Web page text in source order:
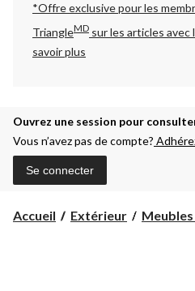
*Offre exclusive pour les
TriangleMD sur les articles avec
savoir plus
Ouvrez une session pour
Vous n’avez pas de compte?
Se connecter
Accueil Extérieur Meubles